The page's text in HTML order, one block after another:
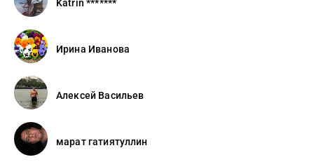
Katrin *******
Ирина Иванова
Алексей Васильев
марат гатиятуллин